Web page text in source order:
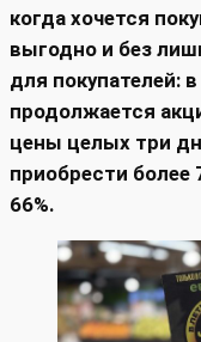
когда хочется
выгодно и без
для покупателей:
продолжается
цены целых три
приобрести более
66%.